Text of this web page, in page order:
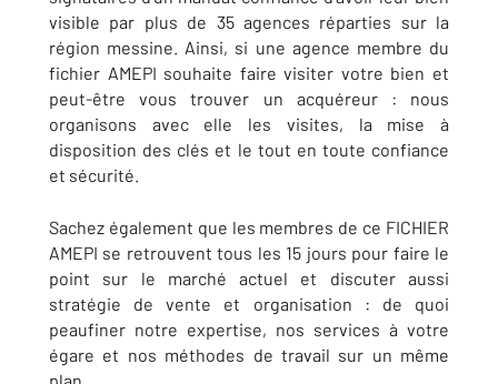
visible par plus de 35 agences réparties sur la
région messine. Ainsi, si une agence membre du
fichier AMEPI souhaite faire visiter votre bien et
peut-être vous trouver un acquéreur : nous
organisons avec elle les visites, la mise à
disposition des clés et le tout en toute confiance
et sécurité.
Sachez également que les membres de ce FICHIER
AMEPI se retrouvent tous les 15 jours pour faire le
point sur le marché actuel et discuter aussi
stratégie de vente et organisation : de quoi
peaufiner notre expertise, nos services à votre
égare et nos méthodes de travail sur un même